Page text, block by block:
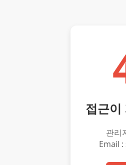
접근이
관리
Email